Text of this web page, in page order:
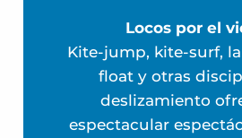
Locos por el
Kite-jump, kite-surf,
float y otras
deslizamiento
espectacular